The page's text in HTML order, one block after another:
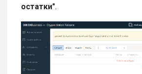
остатки".